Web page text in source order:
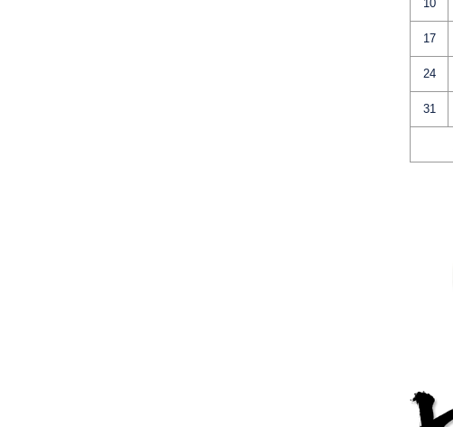
10
17
24
31